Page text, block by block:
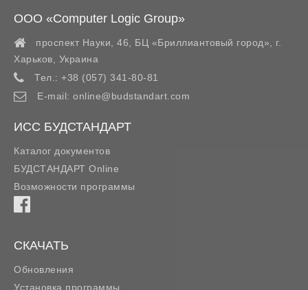
ООО «Computer Logic Group»
проспект Науки, 46, БЦ «Бриллиантовый город»,
г.
Харьков
Украина
Тел.: +38 (057) 341-80-81
E-mail: online@budstandart.com
ИСС БУДСТАНДАРТ
Каталог документов
БУДСТАНДАРТ Online
Возможности программы
СКАЧАТЬ
Обновления
Установка программы